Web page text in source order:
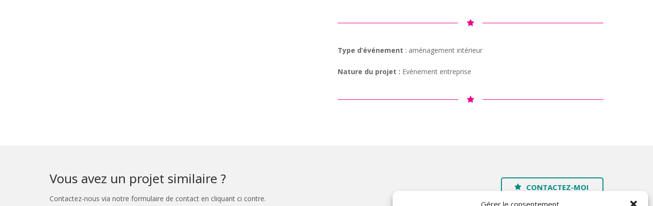
Gérer le consentement
Type d’événement : aménagement intérieur
Nature du projet : Evènement entreprise
Vous avez un projet similaire ?
Contactez-nous via notre formulaire de contact en cliquant ci contre.
CONTACTEZ-MOI